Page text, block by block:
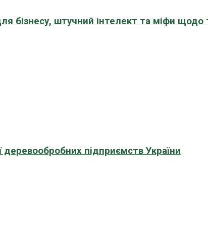
бізнесу, штучний інтелект та міфи щодо
деревообробних підприємств України